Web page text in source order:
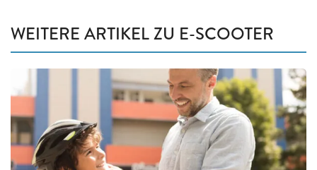
WEITERE ARTIKEL ZU E-SCOOTER